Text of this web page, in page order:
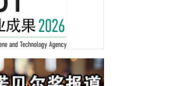
病疗法
滨橡胶全球首次从纳米尺
粘接界面劣化抑制机制，
与耐久性的材料设计开辟
染料“日本茜”的红色成分
，有望成为新型功能性材
难治性癫痫的新型基因疗